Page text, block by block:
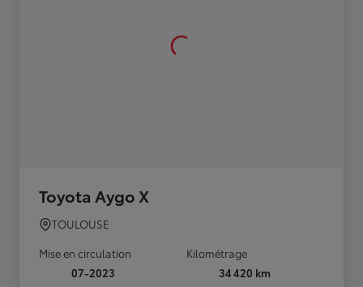
Toyota Aygo X
TOULOUSE
Mise en circulation
07-2023
Kilométrage
34 420 km